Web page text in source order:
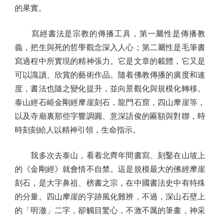
的果實。
寫經書法是宗教的傳播工具，第一屬性是傳播教
義，把生與死的哲學觀念深入人心；第二屬性是毛筆書
寫過程中所實現的精神張力。它是文章的載體，它又是
可以識讀、欣賞的藝術作品。隨着佛教傳播的廣度和速
度，書法也隨之變化提升，並向景觀化與規模化轉移。
泰山經石峪金剛經摩崖刻石，龍門石窟，四山摩崖等，
以及寺廟裏那些字響調圓、意深語俊的匾額與對聯，時
時刻刻給人以精神引領，生命指示。
我多次去泰山，看着北齊年間書寫、刻鑿在山坡上
的《金剛經》就會情不自禁。這是規模最大的佛經摩崖
刻石，是大字鼻祖、榜書之宗，在中國書法史中有特殊
的分量。四山摩崖的字跡風化難辨，不過，深山石壁上
的「明澈」二字，卻觸目驚心，不激不厲的筆畫，神采